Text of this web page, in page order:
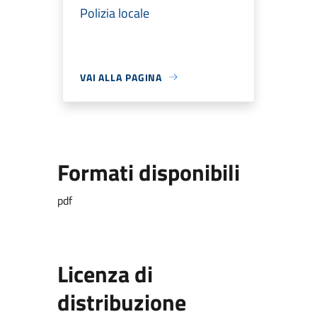
Polizia locale
VAI ALLA PAGINA
Formati disponibili
pdf
Licenza di
distribuzione